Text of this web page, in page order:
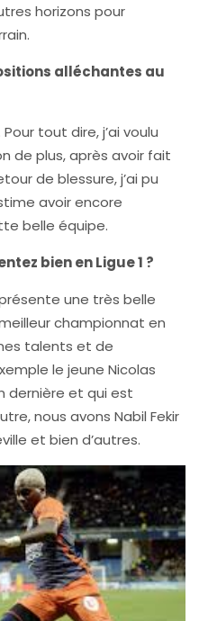
horizons pour
alléchantes au
tout dire, j’ai voulu
de plus, après avoir fait
de blessure, j’ai pu
avoir encore
belle équipe.
bien en Ligue 1 ?
une très belle
championnat en
talents et de
le jeune Nicolas
dernière et qui est
nous avons Nabil Fekir
et bien d’autres.